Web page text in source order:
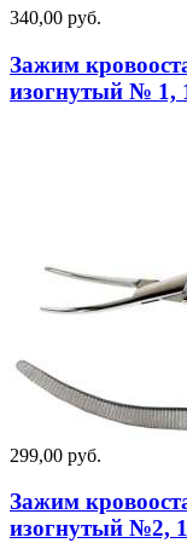
340,00 руб.
Зажим
изогнутый № 1,
299,00 руб.
Зажим
изогнутый №2,